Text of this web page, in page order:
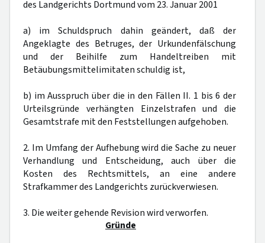
des Landgerichts Dortmund vom 23. Januar 2001
a) im Schuldspruch dahin geändert, daß der
Angeklagte des Betruges, der Urkundenfälschung
und der Beihilfe zum Handeltreiben mit
Betäubungsmittelimitaten schuldig ist,
b) im Ausspruch über die in den Fällen II. 1 bis 6 der
Urteilsgründe verhängten Einzelstrafen und die
Gesamtstrafe mit den Feststellungen aufgehoben.
2. Im Umfang der Aufhebung wird die Sache zu neuer
Verhandlung und Entscheidung, auch über die
Kosten des Rechtsmittels, an eine andere
Strafkammer des Landgerichts zurückverwiesen.
3. Die weiter gehende Revision wird verworfen.
Gründe